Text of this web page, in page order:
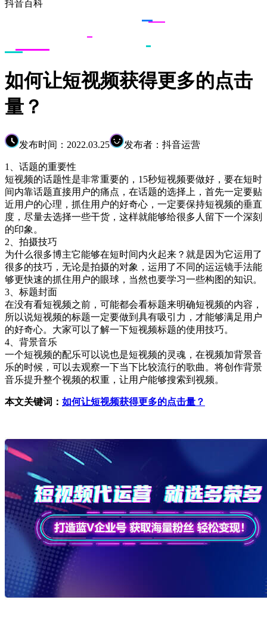
抖音百科
如何让短视频获得更多的点击
量？
发布时间：2022.03.25 发布者：抖音运营
1、话题的重要性
短视频的话题性是非常重要的，15秒短视频要做好，要在短时
间内靠话题直接用户的痛点，在话题的选择上，首先一定要贴
近用户的心理，抓住用户的好奇心，一定要保持短视频的垂直
度，尽量去选择一些干货，这样就能够给很多人留下一个深刻
的印象。
2、拍摄技巧
为什么很多博主它能够在短时间内火起来？就是因为它运用了
很多的技巧，无论是拍摄的对象，运用了不同的运运镜手法能
够更快速的抓住用户的眼球，当然也要学习一些构图的知识。
3、标题封面
在没有看短视频之前，可能都会看标题来明确短视频的内容，
所以说短视频的标题一定要做到具有吸引力，才能够满足用户
的好奇心。大家可以了解一下短视频标题的使用技巧。
4、背景音乐
一个短视频的配乐可以说也是短视频的灵魂，在视频加背景音
乐的时候，可以去观察一下当下比较流行的歌曲。将创作背景
音乐提升整个视频的权重，让用户能够搜索到视频。
本文关键词： 如何让短视频获得更多的点击量？